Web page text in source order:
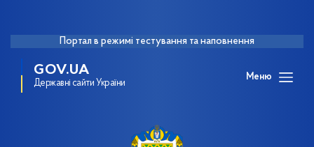
Портал в режимі тестування та наповнення
GOV.UA
Державні сайти України
Меню